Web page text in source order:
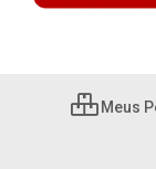
Meus